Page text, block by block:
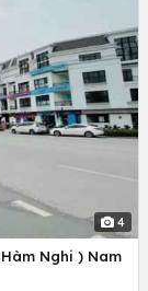
4
Nghi ) Nam